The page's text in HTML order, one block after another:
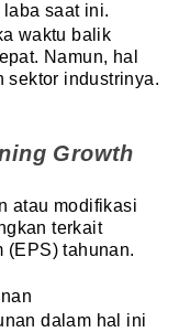
saat ini.
waktu balik
Namun, hal
sektor industrinya.
Growth
atau modifikasi
terkait
(EPS) tahunan.
dalam hal ini